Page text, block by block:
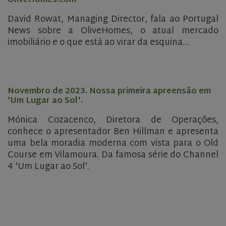
David Rowat, Managing Director, fala ao Portugal
News sobre a OliveHomes, o atual mercado
imobiliário e o que está ao virar da esquina...
Novembro de 2023. Nossa primeira apreensão em
'Um Lugar ao Sol'.
Mónica Cozacenco, Diretora de Operações,
conhece o apresentador Ben Hillman e apresenta
uma bela moradia moderna com vista para o Old
Course em Vilamoura. Da famosa série do Channel
4 'Um Lugar ao Sol'.